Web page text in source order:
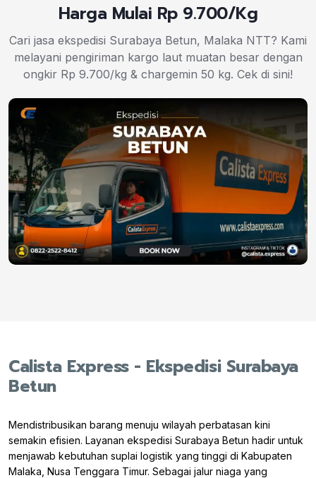
Harga Mulai Rp 9.700/Kg
Cari jasa ekspedisi Surabaya Betun, Malaka NTT? Kami
melayani pengiriman kargo laut muatan besar dengan
ongkir Rp 9.700/kg & chargemin 50 kg. Cek di sini!
Calista Express - Ekspedisi Surabaya
Betun
Mendistribusikan barang menuju wilayah perbatasan kini
semakin efisien. Layanan ekspedisi Surabaya Betun hadir untuk
menjawab kebutuhan suplai logistik yang tinggi di Kabupaten
Malaka, Nusa Tenggara Timur. Sebagai jalur niaga yang